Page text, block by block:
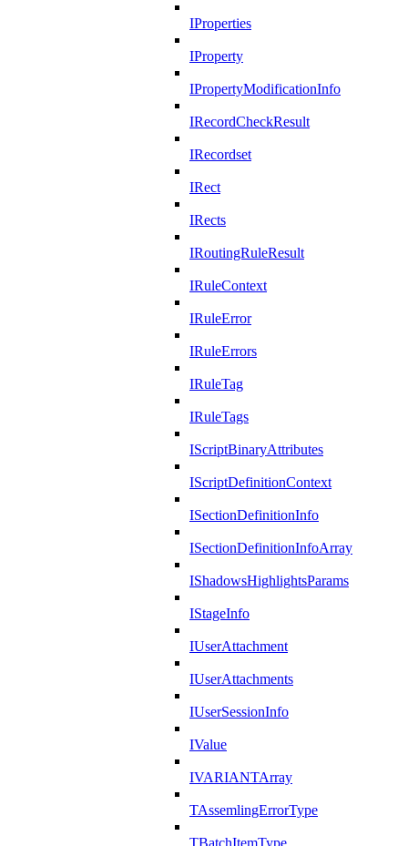
IProperties
IProperty
IPropertyModificationInfo
IRecordCheckResult
IRecordset
IRect
IRects
IRoutingRuleResult
IRuleContext
IRuleError
IRuleErrors
IRuleTag
IRuleTags
IScriptBinaryAttributes
IScriptDefinitionContext
ISectionDefinitionInfo
ISectionDefinitionInfoArray
IShadowsHighlightsParams
IStageInfo
IUserAttachment
IUserAttachments
IUserSessionInfo
IValue
IVARIANTArray
TAssemlingErrorType